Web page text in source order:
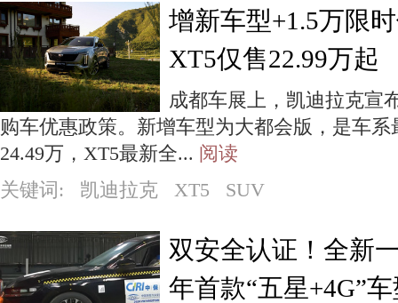
增新车型+1.5万限
XT5仅售22.99万起
成都车展上，凯迪拉克宣
购车优惠政策。新增车型为大都会版，是车
24.49万，XT5最新全... 阅读
关键词: 凯迪拉克 XT5 SUV
双安全认证！全新
年首款“五星+4G”